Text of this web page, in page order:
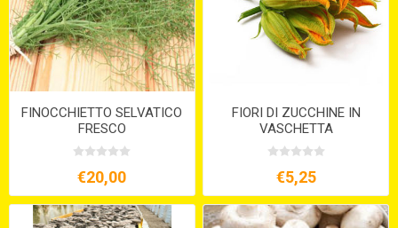
FINOCCHIETTO SELVATICO
FRESCO
€20,00
FIORI DI ZUCCHINE IN
VASCHETTA
€5,25